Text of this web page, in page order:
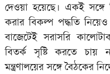
দেওয়া হয়েছে। একই সঙ্গে
করার বিকল্প পদ্ধতি
বাজেটেই সরাসরি
বিতর্ক সৃষ্টি করতে চায়
মন্ত্রণালয়ের সঙ্গে বৈঠকের